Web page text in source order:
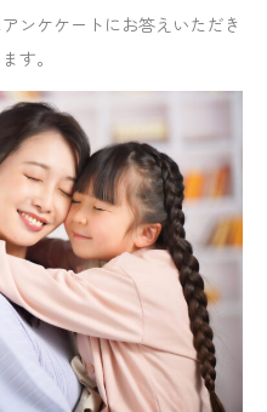
ンケケートにお答えいただき
す。